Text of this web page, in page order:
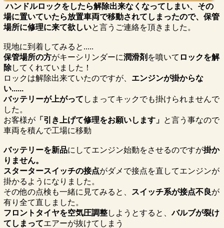
ハンドルロックをしたら解除出来なくなってしまい、その
場に置いていたら放置車両で移動されてしまったので、保管
場所に修理に来て欲しいと言うご連絡を頂きました。
現地に到着してみると.....
保管場所の方がキーシリンダーに潤滑剤 を噴いて ロックを解
除してくれていました！
ロックは解除出来ていたのですが、 エンジンが掛からな
い......
バッテリーが上がって しまってキックでも掛けられませんで
した。
お客様が「引き上げて修理をお願いします」 と言う事なので
車両を積んで工場に移動
バッテリーを新品にしてエンジン始動をさせるのですが掛か
りません。
スタータースイッチの接点がダメで接点を直してエンジンが
掛かるようになりました。
その他の点検も一緒に見てみると、
スイッチ系が接点不良が
有り全て直しました。
フロントタイヤを空気圧調整しようとすると、バルブが裂け
てしまってエアーが抜けてしまう